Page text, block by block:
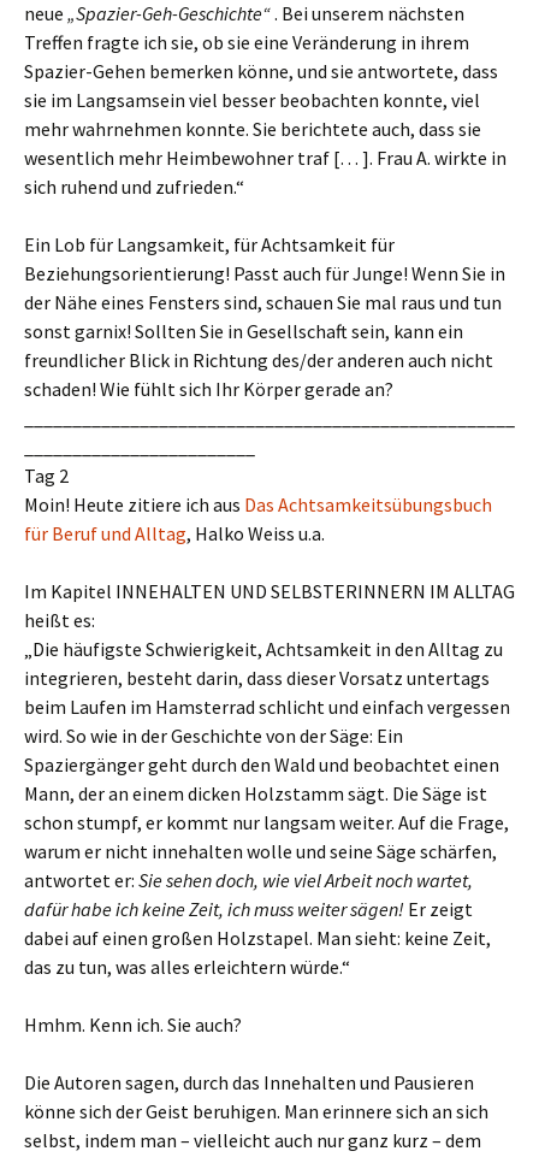
neue „Spazier-Geh-Geschichte“. Bei unserem nächsten
Treffen fragte ich sie, ob sie eine Veränderung in ihrem
Spazier-Gehen bemerken könne, und sie antwortete, dass
sie im Langsamsein viel besser beobachten konnte, viel
mehr wahrnehmen konnte. Sie berichtete auch, dass sie
wesentlich mehr Heimbewohner traf [… ]. Frau A. wirkte in
sich ruhend und zufrieden.“
Ein Lob für Langsamkeit, für Achtsamkeit für
Beziehungsorientierung! Passt auch für Junge! Wenn Sie in
der Nähe eines Fensters sind, schauen Sie mal raus und tun
sonst garnix! Sollten Sie in Gesellschaft sein, kann ein
freundlicher Blick in Richtung des/der anderen auch nicht
schaden! Wie fühlt sich Ihr Körper gerade an?
Tag 2
Moin! Heute zitiere ich aus Das Achtsamkeitsübungsbuch
für Beruf und Alltag, Halko Weiss u.a.
Im Kapitel INNEHALTEN UND SELBSTERINNERN IM ALLTAG
heißt es:
„Die häufigste Schwierigkeit, Achtsamkeit in den Alltag zu
integrieren, besteht darin, dass dieser Vorsatz untertags
beim Laufen im Hamsterrad schlicht und einfach vergessen
wird. So wie in der Geschichte von der Säge: Ein
Spaziergänger geht durch den Wald und beobachtet einen
Mann, der an einem dicken Holzstamm sägt. Die Säge ist
schon stumpf, er kommt nur langsam weiter. Auf die Frage,
warum er nicht innehalten wolle und seine Säge schärfen,
antwortet er: Sie sehen doch, wie viel Arbeit noch wartet,
dafür habe ich keine Zeit, ich muss weiter sägen! Er zeigt
dabei auf einen großen Holzstapel. Man sieht: keine Zeit,
das zu tun, was alles erleichtern würde.“
Hmhm. Kenn ich. Sie auch?
Die Autoren sagen, durch das Innehalten und Pausieren
könne sich der Geist beruhigen. Man erinnere sich an sich
selbst, indem man – vielleicht auch nur ganz kurz – dem